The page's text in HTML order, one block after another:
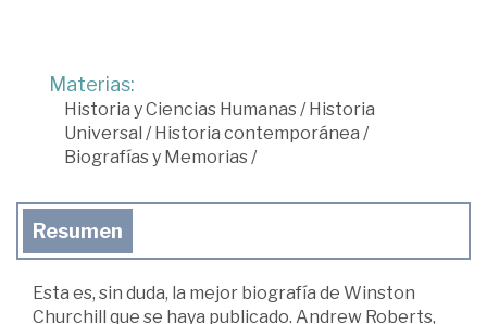
Materias:
Historia y Ciencias Humanas /Historia
Universal /Historia contemporánea /
Biografías y Memorias /
Resumen
Esta es, sin duda, la mejor biografía de Winston
Churchill que se haya publicado. Andrew Roberts,